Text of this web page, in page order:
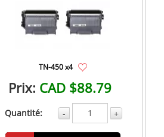
TN-450 x4
Prix: CAD $88.79
Quantité: - +